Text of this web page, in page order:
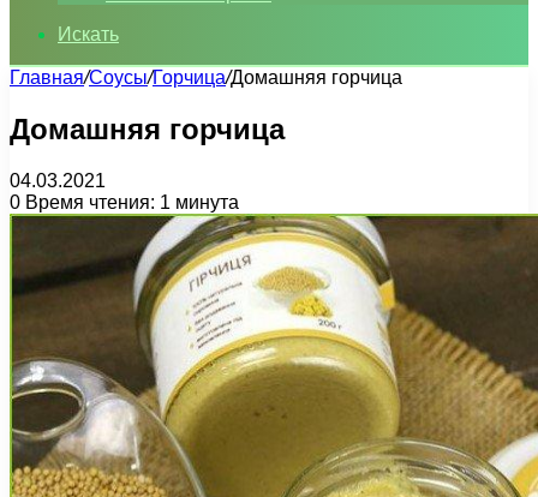
Искать
Главная/Соусы/Горчица/Домашняя горчица
Домашняя горчица
04.03.2021
0 Время чтения: 1 минута